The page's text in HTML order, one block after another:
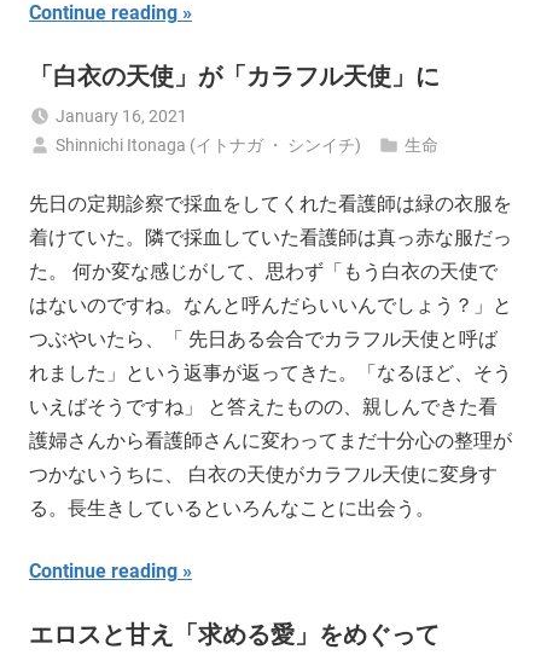
Continue reading
「白衣の天使」が「カラフル天使」に
January 16, 2021
Shinnichi Itonaga (イトナガ ・ シンイチ)
生命
先日の定期診察で採血をしてくれた看護師は緑の衣服を
着けていた。隣で採血していた看護師は真っ赤な服だっ
た。 何か変な感じがして、思わず「もう白衣の天使で
はないのですね。なんと呼んだらいいんでしょう？」と
つぶやいたら、「 先日ある会合でカラフル天使と呼ば
れました」という返事が返ってきた。「なるほど、そう
いえばそうですね」 と答えたものの、親しんできた看
護婦さんから看護師さんに変わってまだ十分心の整理が
つかないうちに、 白衣の天使がカラフル天使に変身す
る。長生きしているといろんなことに出会う。
Continue reading
エロスと甘え「求める愛」をめぐって